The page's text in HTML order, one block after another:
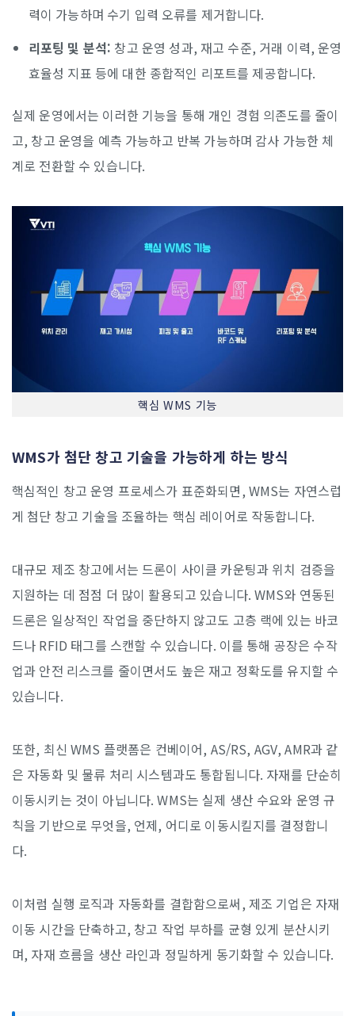
력이 가능하며 수기 입력 오류를 제거합니다.
리포팅 및 분석: 창고 운영 성과, 재고 수준, 거래 이력, 운영
효율성 지표 등에 대한 종합적인 리포트를 제공합니다.
실제 운영에서는 이러한 기능을 통해 개인 경험 의존도를 줄이
고, 창고 운영을 예측 가능하고 반복 가능하며 감사 가능한 체
계로 전환할 수 있습니다.
핵심 WMS 기능
WMS가 첨단 창고 기술을 가능하게 하는 방식
핵심적인 창고 운영 프로세스가 표준화되면, WMS는 자연스럽
게 첨단 창고 기술을 조율하는 핵심 레이어로 작동합니다.
대규모 제조 창고에서는 드론이 사이클 카운팅과 위치 검증을
지원하는 데 점점 더 많이 활용되고 있습니다. WMS와 연동된
드론은 일상적인 작업을 중단하지 않고도 고층 랙에 있는 바코
드나 RFID 태그를 스캔할 수 있습니다. 이를 통해 공장은 수작
업과 안전 리스크를 줄이면서도 높은 재고 정확도를 유지할 수
있습니다.
또한, 최신 WMS 플랫폼은 컨베이어, AS/RS, AGV, AMR과 같
은 자동화 및 물류 처리 시스템과도 통합됩니다. 자재를 단순히
이동시키는 것이 아닙니다. WMS는 실제 생산 수요와 운영 규
칙을 기반으로 무엇을, 언제, 어디로 이동시킬지를 결정합니
다.
이처럼 실행 로직과 자동화를 결합함으로써, 제조 기업은 자재
이동 시간을 단축하고, 창고 작업 부하를 균형 있게 분산시키
며, 자재 흐름을 생산 라인과 정밀하게 동기화할 수 있습니다.